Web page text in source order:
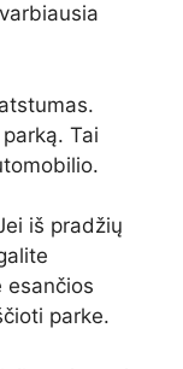
Tai
iš pradžių
esančios
parke.